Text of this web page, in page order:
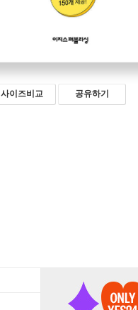
사이즈비교 공유하기